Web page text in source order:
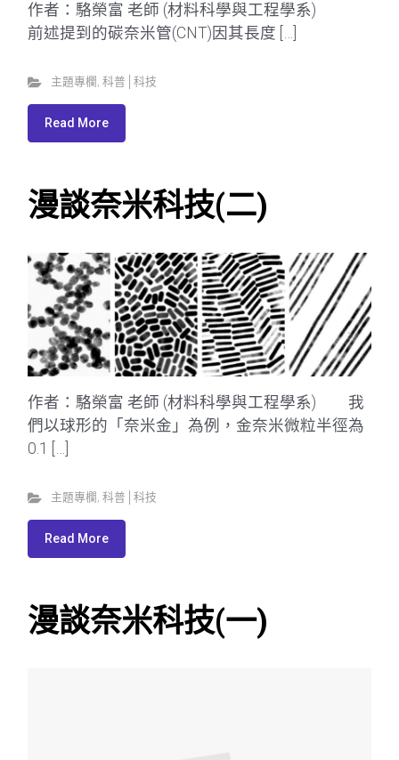
作者：駱榮富 老師 (材料科學與工程學系)
前述提到的碳奈米管(CNT)因其長度 […]
主題專欄 , 科普│科技
Read More
漫談奈米科技(二)
作者：駱榮富 老師 (材料科學與工程學系) 我
們以球形的「奈米金」為例，金奈米微粒半徑為
0.1 […]
主題專欄 , 科普│科技
Read More
漫談奈米科技(一)